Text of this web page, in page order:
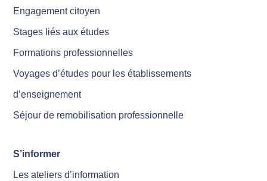
Engagement citoyen
Stages liés aux études
Formations professionnelles
Voyages d’études pour les établissements
d’enseignement
Séjour de remobilisation professionnelle
S’informer
Les ateliers d’information